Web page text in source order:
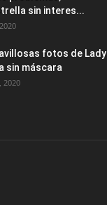
sin interes...
fotos de Lady
sin máscara
2020